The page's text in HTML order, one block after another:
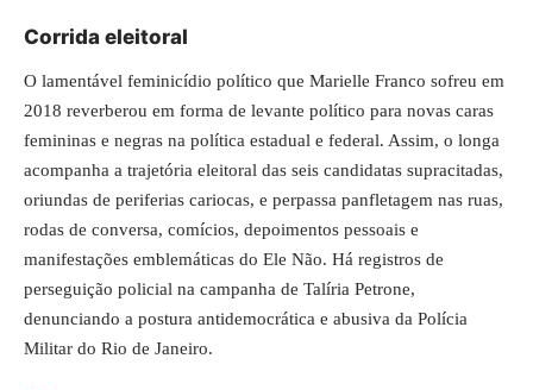
Corrida eleitoral
O lamentável feminicídio político que Marielle Franco sofreu em
2018 reverberou em forma de levante político para novas caras
femininas e negras na política estadual e federal. Assim, o longa
acompanha a trajetória eleitoral das seis candidatas supracitadas,
oriundas de periferias cariocas, e perpassa panfletagem nas ruas,
rodas de conversa, comícios, depoimentos pessoais e
manifestações emblemáticas do Ele Não. Há registros de
perseguição policial na campanha de Talíria Petrone,
denunciando a postura antidemocrática e abusiva da Polícia
Militar do Rio de Janeiro.